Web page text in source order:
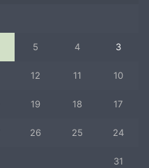
3
4
5
10
11
12
17
18
19
24
25
26
31